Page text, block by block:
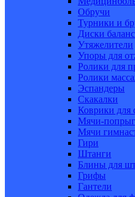
Обручи
Турники и
Диски
Утяжелители
Упоры для
Ролики для
Ролики
Эспандеры
Скакалки
Коврики для
Мячи-
Мячи
Гири
Штанги
Блины для
Грифы
Гантели